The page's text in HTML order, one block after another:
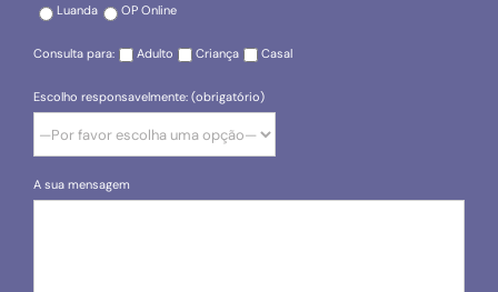
Luanda OP Online
Consulta para: Adulto Criança Casal
Escolho responsavelmente: (obrigatório)
A sua mensagem